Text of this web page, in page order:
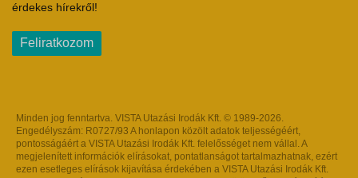
érdekes hírekről!
Feliratkozom
Minden jog fenntartva. VISTA Utazási Irodák Kft. © 1989-2026.
Engedélyszám: R0727/93 A honlapon közölt adatok teljességéért,
pontosságáért a VISTA Utazási Irodák Kft. felelősséget nem vállal. A
megjelenített információk elírásokat, pontatlanságot tartalmazhatnak, ezért
ezen esetleges elírások kijavítása érdekében a VISTA Utazási Irodák Kft.